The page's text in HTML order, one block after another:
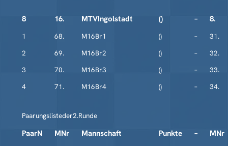
8 16. MTVIngolstadt () – 8.
1 68. M16Br1 () –
31.
2
69. M16Br2 () –
32.
3
70. M16Br3 () –
33.
4
71. M16Br4 () – 34.
Paarungslisteder2.Runde
PaarN MNr Mannschaft Punkte –
MNr